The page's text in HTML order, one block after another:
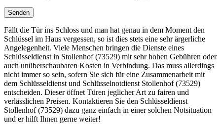
Fällt die Tür ins Schloss und man hat genau in dem Moment den
Schlüssel im Haus vergessen, so ist dies stets eine sehr ärgerliche
Angelegenheit. Viele Menschen bringen die Dienste eines
Schlüsseldienst in Stollenhof (73529) mit sehr hohen Gebühren oder
auch unüberschaubaren Kosten in Verbindung. Das muss allerdings
nicht immer so sein, sofern Sie sich für eine Zusammenarbeit mit
dem Schlüsseldienst und Schlüsselnotdienst Stollenhof (73529)
entscheiden. Dieser öffnet Türen jeglicher Art zu fairen und
verlässlichen Preisen. Kontaktieren Sie den Schlüsseldienst
Stollenhof (73529) dazu ganz einfach in einer solchen Notsituation
und er hilft Ihnen gerne weiter!